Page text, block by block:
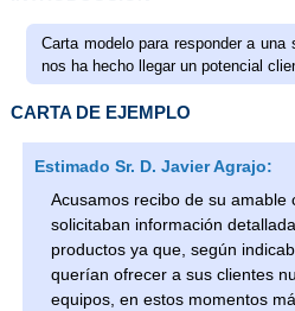
Carta modelo para responder a
nos ha hecho llegar un potencial
CARTA DE EJEMPLO
Estimado Sr. D. Javier Agrajo:
Acusamos recibo de su amable
solicitaban información
productos ya que, según
querían ofrecer a sus clientes
equipos, en estos momentos